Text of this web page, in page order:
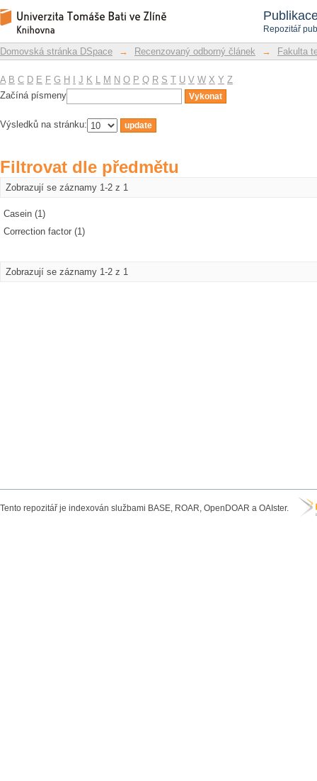
Repozitář
Filtrovat dle předmětu
Repozitář DSpace/Manakin
Domovská stránka DSpace → Recenzovaný odborný článek → Fakulta
A B C D E F G H J K L M N O P Q R S T U V W X Y Z
Začíná písmeny
Výsledků na stránku:
Filtrovat dle předmětu
Zobrazují se záznamy 1-2 z 1
Casein (1)
Correction factor (1)
Zobrazují se záznamy 1-2 z 1
Tento repozitář je indexován službami BASE, ROAR, OpenDOAR a OAIster.